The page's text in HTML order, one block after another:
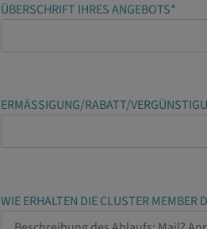
ÜBERSCHRIFT IHRES ANGEBOTS*
ERMÄSSIGUNG/RABATT/
WIE ERHALTEN DIE CLUSTER MEMBER